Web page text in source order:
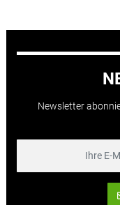
Newsletter